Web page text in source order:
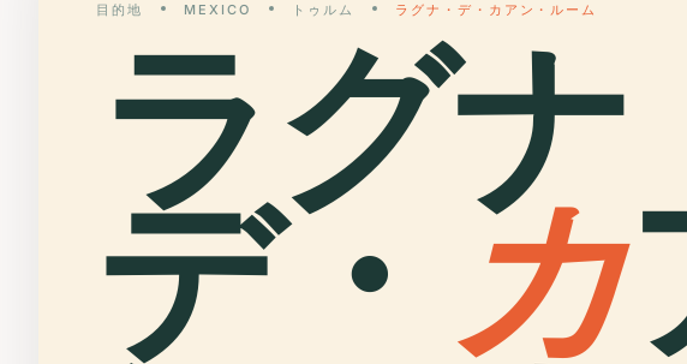
目的地 MEXICO トゥルム ラグナ・デ・カアン・ルーム
ラグナ
デ・ カ